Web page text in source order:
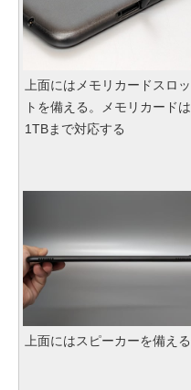
上面にはメモリカードスロッ
トを備える。メモリカードは
1TBまで対応する
上面にはスピーカーを備える